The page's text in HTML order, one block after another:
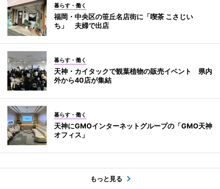
暮らす・働く
福岡・中央区の笹丘名店街に「喫茶 こさじい
ち」 夫婦で出店
暮らす・働く
天神・カイタックで観葉植物の販売イベント 県内
外から40店が集結
暮らす・働く
天神にGMOインターネットグループの「GMO天神
オフィス」
もっと見る